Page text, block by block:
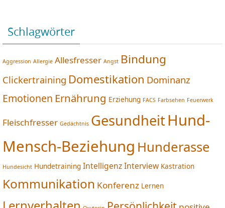
Schlagwörter
Aggression Allergie Allesfresser Angst Bindung
Clickertraining Domestikation Dominanz
Emotionen Ernährung Erziehung FACS Farbsehen Feuerwerk
Fleischfresser Gedächtnis GesundheitHund-
Mensch-Beziehung Hunderasse
Hundesicht Hundetraining IntelligenzInterview Kastration
Kommunikation Konferenz Lernen